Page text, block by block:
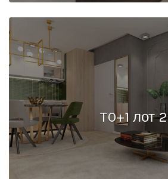
T0+1 лот 2